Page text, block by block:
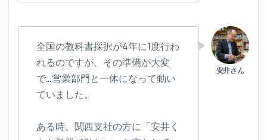
全国の教科書採択が4年に1度行わ
れるのですが、その準備が大変
で…営業部門と一体になって動い
ていました。
ある時、関西支社の方に「安井く